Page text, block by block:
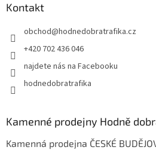
Kontakt
obchod@hodnedobratrafika.cz
+420 702 436 046
najdete nás na Facebooku
hodnedobratrafika
Kamenné prodejny Hodně
Kamenná prodejna ČESKÉ